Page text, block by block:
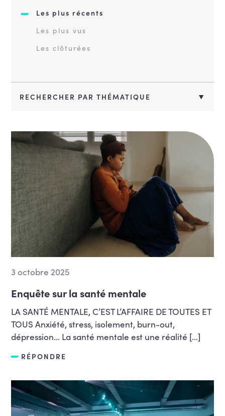
Les plus récents
Les plus vus
Les clôturées
RECHERCHER PAR THÉMATIQUE
Mobilité et travaux publics
Santé, bien-être, qualité de vie,
alimentation
3 octobre 2025
Enquête sur la santé mentale
LA SANTÉ MENTALE, C’EST L’AFFAIRE DE TOUTES ET
TOUS Anxiété, stress, isolement, burn-out,
dépression… La santé mentale est une réalité […]
RÉPONDRE